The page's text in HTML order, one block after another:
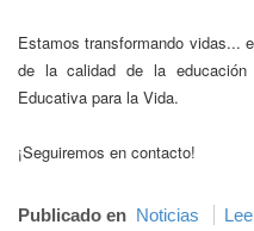
Estamos transformando vidas...
de la calidad de la educación
Educativa
¡Seguiremos en contacto!
Publicado en Noticias